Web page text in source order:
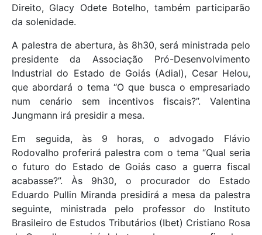
Direito, Glacy Odete Botelho, também participarão
da solenidade.
A palestra de abertura, às 8h30, será ministrada pelo
presidente da Associação Pró-Desenvolvimento
Industrial do Estado de Goiás (Adial), Cesar Helou,
que abordará o tema “O que busca o empresariado
num cenário sem incentivos fiscais?”. Valentina
Jungmann irá presidir a mesa.
Em seguida, às 9 horas, o advogado Flávio
Rodovalho proferirá palestra com o tema “Qual seria
o futuro do Estado de Goiás caso a guerra fiscal
acabasse?”. Às 9h30, o procurador do Estado
Eduardo Pullin Miranda presidirá a mesa da palestra
seguinte, ministrada pelo professor do Instituto
Brasileiro de Estudos Tributários (Ibet) Cristiano Rosa